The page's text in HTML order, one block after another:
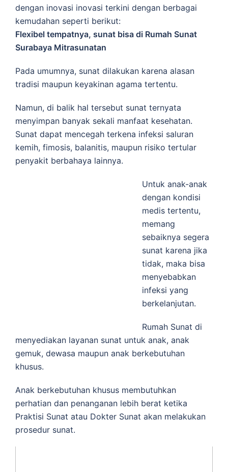
dengan inovasi inovasi terkini dengan berbagai
kemudahan seperti berikut:
Flexibel tempatnya, sunat bisa di Rumah Sunat
Surabaya Mitrasunatan
Pada umumnya, sunat dilakukan karena alasan
tradisi maupun keyakinan agama tertentu.
Namun, di balik hal tersebut sunat ternyata
menyimpan banyak sekali manfaat kesehatan.
Sunat dapat mencegah terkena infeksi saluran
kemih, fimosis, balanitis, maupun risiko tertular
penyakit berbahaya lainnya.
Untuk anak-anak
dengan kondisi
medis tertentu,
memang
sebaiknya segera
sunat karena jika
tidak, maka bisa
menyebabkan
infeksi yang
berkelanjutan.
Rumah Sunat di
menyediakan layanan sunat untuk anak, anak
gemuk, dewasa maupun anak berkebutuhan
khusus.
Anak berkebutuhan khusus membutuhkan
perhatian dan penanganan lebih berat ketika
Praktisi Sunat atau Dokter Sunat akan melakukan
prosedur sunat.